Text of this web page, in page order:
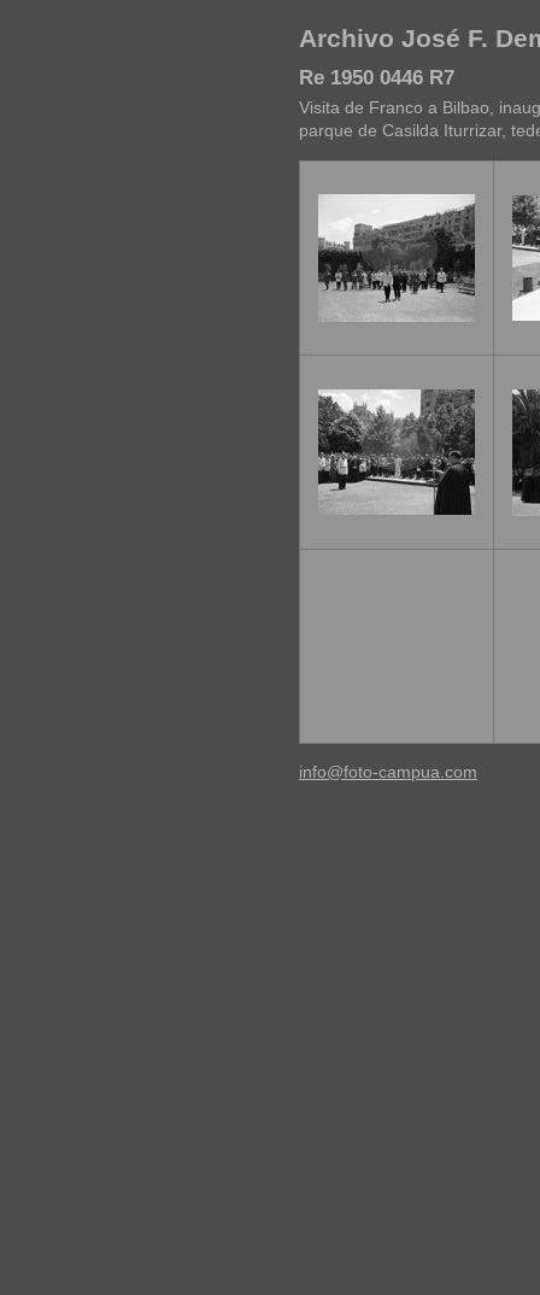
Archivo José F.
Re 1950 0446 R7
Visita de Franco a Bilbao,
parque de Casilda Iturrizar,
info@foto-campua.com